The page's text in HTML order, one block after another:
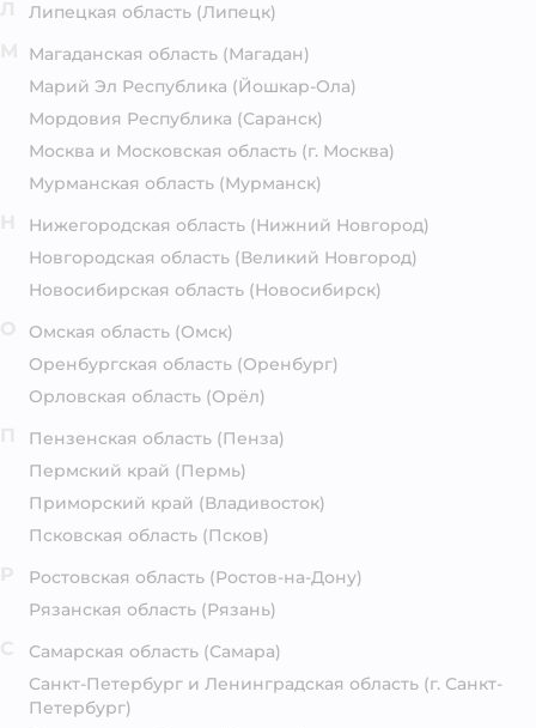
Липецкая область (Липецк)
Магаданская область (Магадан)
Марий Эл Республика (Йошкар-Ола)
Мордовия Республика (Саранск)
Москва и Московская область (г. Москва)
Мурманская область (Мурманск)
Нижегородская область (Нижний Новгород)
Новгородская область (Великий Новгород)
Новосибирская область (Новосибирск)
Омская область (Омск)
Оренбургская область (Оренбург)
Орловская область (Орёл)
Пензенская область (Пенза)
Пермский край (Пермь)
Приморский край (Владивосток)
Псковская область (Псков)
Ростовская область (Ростов-на-Дону)
Рязанская область (Рязань)
Самарская область (Самара)
Санкт-Петербург и Ленинградская область (г. Санкт-
Петербург)